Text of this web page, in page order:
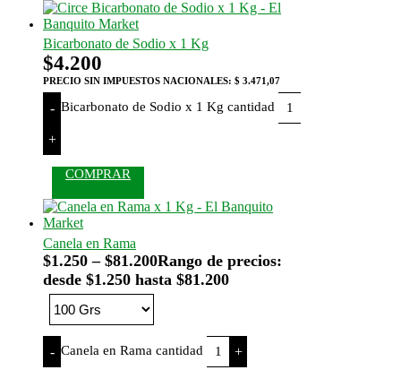
Bicarbonato de Sodio x 1 Kg
$4.200
PRECIO SIN IMPUESTOS NACIONALES: $ 3.471,07
- Bicarbonato de Sodio x 1 Kg cantidad
+
COMPRAR
Canela en Rama
$1.250 – $81.200Rango de precios:
desde $1.250 hasta $81.200
- Canela en Rama cantidad +